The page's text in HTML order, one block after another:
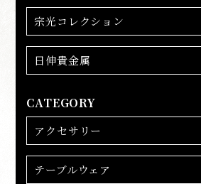
宗光コレクション
日伸貴金属
CATEGORY
アクセサリー
テーブルウェア